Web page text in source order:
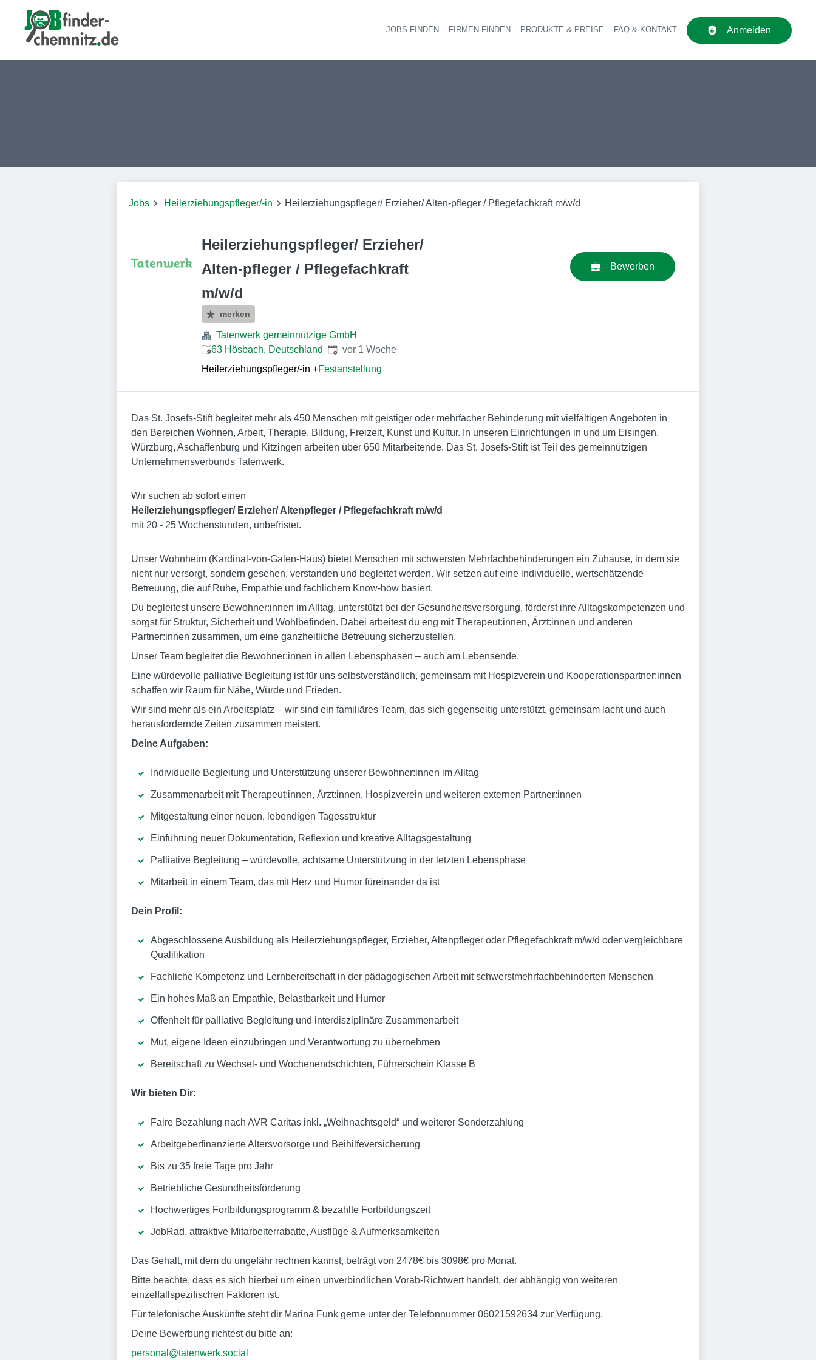
Haupt-Navigation
JOBS FINDEN FIRMEN FINDEN PRODUKTE & PREISE FAQ & KONTAKT Anmelden
Jobs Heilerziehungspfleger/-in Heilerziehungspfleger/ Erzieher/ Alten-pfleger / Pflegefachkraft m/w/d
Heilerziehungspfleger/ Erzieher/
Alten-pfleger / Pflegefachkraft
m/w/d
merken
Tatenwerk gemeinnützige GmbH
63 Hösbach, Deutschland Veröffentlicht:
vor 1 Woche
Heilerziehungspfleger/-in +Festanstellung
Bewerben
Das St. Josefs-Stift begleitet mehr als 450 Menschen mit geistiger oder mehrfacher Behinderung mit vielfältigen Angeboten in
den Bereichen Wohnen, Arbeit, Therapie, Bildung, Freizeit, Kunst und Kultur. In unseren Einrichtungen in und um Eisingen,
Würzburg, Aschaffenburg und Kitzingen arbeiten über 650 Mitarbeitende. Das St. Josefs-Stift ist Teil des gemeinnützigen
Unternehmensverbunds Tatenwerk.
Wir suchen ab sofort einen
Heilerziehungspfleger/ Erzieher/ Altenpfleger / Pflegefachkraft m/w/d
mit 20 - 25 Wochenstunden, unbefristet.
Unser Wohnheim (Kardinal-von-Galen-Haus) bietet Menschen mit schwersten Mehrfachbehinderungen ein Zuhause, in dem sie
nicht nur versorgt, sondern gesehen, verstanden und begleitet werden. Wir setzen auf eine individuelle, wertschätzende
Betreuung, die auf Ruhe, Empathie und fachlichem Know-how basiert.
Du begleitest unsere Bewohner:innen im Alltag, unterstützt bei der Gesundheitsversorgung, förderst ihre Alltagskompetenzen und
sorgst für Struktur, Sicherheit und Wohlbefinden. Dabei arbeitest du eng mit Therapeut:innen, Ärzt:innen und anderen
Partner:innen zusammen, um eine ganzheitliche Betreuung sicherzustellen.
Unser Team begleitet die Bewohner:innen in allen Lebensphasen – auch am Lebensende.
Eine würdevolle palliative Begleitung ist für uns selbstverständlich, gemeinsam mit Hospizverein und Kooperationspartner:innen
schaffen wir Raum für Nähe, Würde und Frieden.
Wir sind mehr als ein Arbeitsplatz – wir sind ein familiäres Team, das sich gegenseitig unterstützt, gemeinsam lacht und auch
herausfordernde Zeiten zusammen meistert.
Deine Aufgaben:
Individuelle Begleitung und Unterstützung unserer Bewohner:innen im Alltag
Zusammenarbeit mit Therapeut:innen, Ärzt:innen, Hospizverein und weiteren externen Partner:innen
Mitgestaltung einer neuen, lebendigen Tagesstruktur
Einführung neuer Dokumentation, Reflexion und kreative Alltagsgestaltung
Palliative Begleitung – würdevolle, achtsame Unterstützung in der letzten Lebensphase
Mitarbeit in einem Team, das mit Herz und Humor füreinander da ist
Dein Profil:
Abgeschlossene Ausbildung als Heilerziehungspfleger, Erzieher, Altenpfleger oder Pflegefachkraft m/w/d oder vergleichbare
Qualifikation
Fachliche Kompetenz und Lernbereitschaft in der pädagogischen Arbeit mit schwerstmehrfachbehinderten Menschen
Ein hohes Maß an Empathie, Belastbarkeit und Humor
Offenheit für palliative Begleitung und interdisziplinäre Zusammenarbeit
Mut, eigene Ideen einzubringen und Verantwortung zu übernehmen
Bereitschaft zu Wechsel- und Wochenendschichten, Führerschein Klasse B
Wir bieten Dir:
Faire Bezahlung nach AVR Caritas inkl. „Weihnachtsgeld“ und weiterer Sonderzahlung
Arbeitgeberfinanzierte Altersvorsorge und Beihilfeversicherung
Bis zu 35 freie Tage pro Jahr
Betriebliche Gesundheitsförderung
Hochwertiges Fortbildungsprogramm & bezahlte Fortbildungszeit
JobRad, attraktive Mitarbeiterrabatte, Ausflüge & Aufmerksamkeiten
Das Gehalt, mit dem du ungefähr rechnen kannst, beträgt von 2478€ bis 3098€ pro Monat.
Bitte beachte, dass es sich hierbei um einen unverbindlichen Vorab-Richtwert handelt, der abhängig von weiteren
einzelfallspezifischen Faktoren ist.
Für telefonische Auskünfte steht dir Marina Funk gerne unter der Telefonnummer 06021592634 zur Verfügung.
Deine Bewerbung richtest du bitte an:
personal@tatenwerk.social